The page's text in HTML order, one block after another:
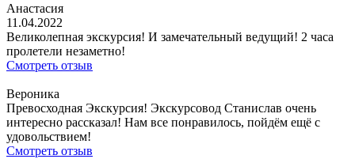
Анастасия
11.04.2022
Великолепная экскурсия! И замечательный ведущий! 2 часа
пролетели незаметно!
Смотреть отзыв
Вероника
Превосходная Экскурсия! Экскурсовод Станислав очень
интересно рассказал! Нам все понравилось, пойдём ещё с
удовольствием!
Смотреть отзыв